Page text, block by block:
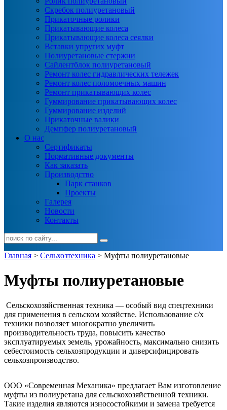
Скребок полиуретановый
Прикаточные ролики
Прикатывающие колеса
Прикатывающие колеса сеялки
Вставки упругих муфт
Полиуретановые стержни
Сайлентблок полиуретановый
Ремонт колес гидравлических тележек
Ремонт колес поломоечных машин
Ремонт прикатывающих колес
Гуммирование прикатывающих колес
Гуммирование изделий
Прикаточные валики
Демпфер полиуретановый
О нас
Сертификаты
Нормативные документы
Как заказать
Производство
Парк станков
Проекты
Галерея
Новости
Контакты
Главная > Cельхозтехника > Муфты полиуретановые
Муфты полиуретановые
Сельскохозяйственная техника — особый вид спецтехники
для применения в сельском хозяйстве. Использование с/х
техники позволяет многократно увеличить
производительность труда, повысить качество
эксплуатируемых земель, урожайность, максимально снизить
себестоимость сельхозпродукции и диверсифицировать
сельхозпроизводство.
ООО «Современная Механика» предлагает Вам изготовление
муфты из полиуретана для сельскохозяйственной техники.
Такие изделия являются износостойкими и замена требуется